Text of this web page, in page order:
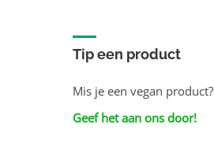
Tip een product
Mis je een vegan product?
Geef het aan ons door!